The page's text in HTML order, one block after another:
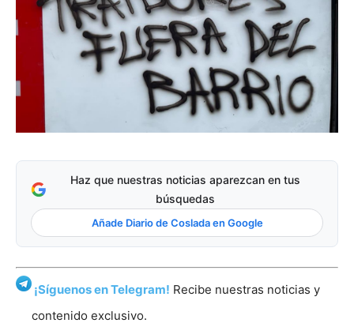
Haz que nuestras noticias aparezcan en tus
búsquedas
Añade Diario de Coslada en Google
¡Síguenos en Telegram! Recibe nuestras noticias y
contenido exclusivo.